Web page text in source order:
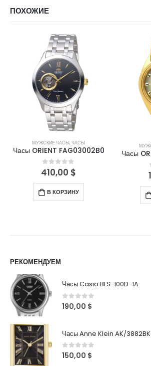
ПОХОЖИЕ
МУЖСКИЕ ЧАСЫ,ЧАСЫ
Часы ORIENT FAG03002B0
0out of 5
410,00 $
В КОРЗИНУ
Часы
РЕКОМЕНДУЕМ
Часы Casio BLS-100D-1A
0out of 5
190,00 $
Часы Anne Klein AK/
0out of 5
150,00 $